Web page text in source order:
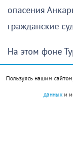
опасения
гражданские
На этом фоне
создать
бы обеспечить
и не допустить
Об этом
Пользуясь нашим
данныхи